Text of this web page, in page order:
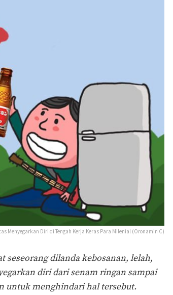
Menyegarkan Diri di Tengah Kerja Keras Para Milenial (Oronamin C)
seseorang dilanda kebosanan, lelah,
diri dari senam ringan sampai
untuk menghindari hal tersebut.